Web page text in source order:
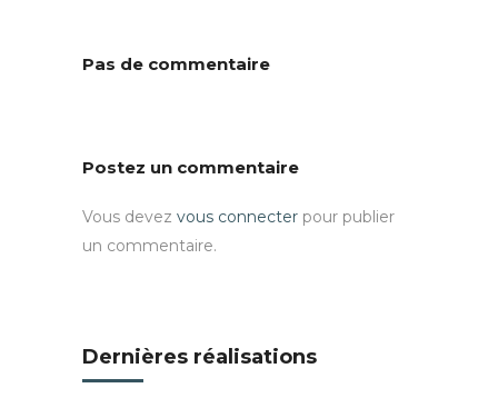
Pas de commentaire
Postez un commentaire
Vous devez vous connecter pour publier
un commentaire.
Dernières réalisations